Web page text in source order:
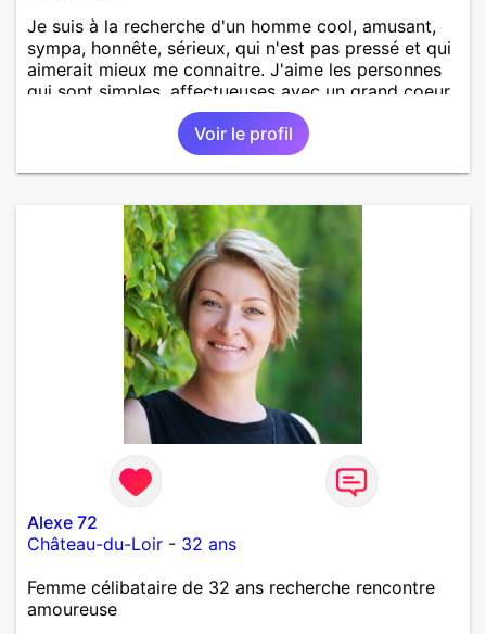
Je suis à la recherche d'un homme cool, amusant,
sympa, honnête, sérieux, qui n'est pas pressé et qui
aimerait mieux me connaitre. J'aime les personnes
qui sont simples, affectueuses avec un grand coeur.
Voir le profil
Alexe 72
Château-du-Loir - 32 ans
Femme célibataire de 32 ans recherche rencontre
amoureuse